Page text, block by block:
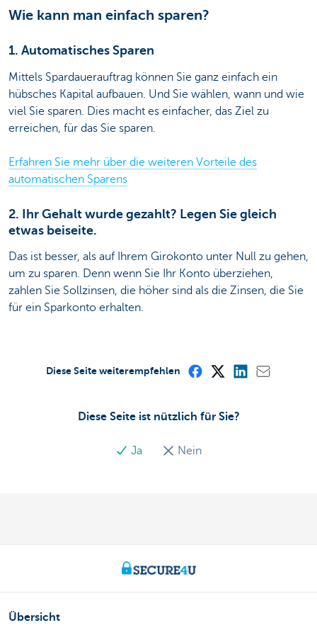
Wie kann man einfach sparen?
1. Automatisches Sparen
Mittels Spardauerauftrag können Sie ganz einfach ein
hübsches Kapital aufbauen. Und Sie wählen, wann und wie
viel Sie sparen. Dies macht es einfacher, das Ziel zu
erreichen, für das Sie sparen.
Erfahren Sie mehr über die weiteren Vorteile des
automatischen Sparens
2. Ihr Gehalt wurde gezahlt? Legen Sie gleich
etwas beiseite.
Das ist besser, als auf Ihrem Girokonto unter Null zu gehen,
um zu sparen. Denn wenn Sie Ihr Konto überziehen,
zahlen Sie Sollzinsen, die höher sind als die Zinsen, die Sie
für ein Sparkonto erhalten.
Diese Seite ist nützlich für Sie?
Ja Nein
Diese Seite weiterempfehlen
Übersicht